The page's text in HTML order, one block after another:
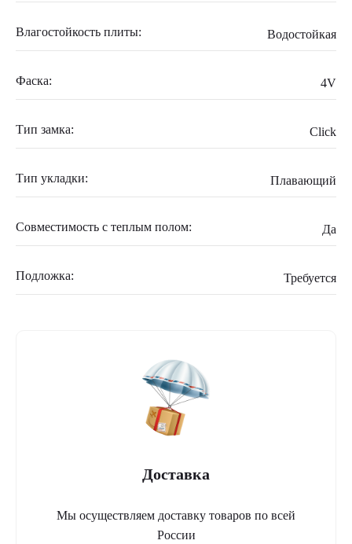
Влагостойкость плиты: Водостойкая
Фаска: 4V
Тип замка: Click
Тип укладки: Плавающий
Совместимость с теплым полом: Да
Подложка: Требуется
Доставка
Мы осуществляем доставку товаров по всей
России